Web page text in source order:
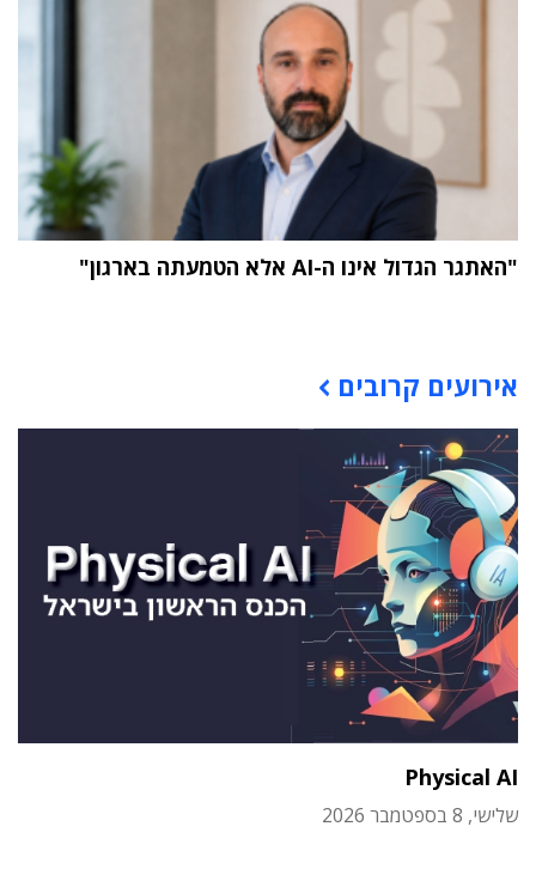
"האתגר הגדול אינו ה-AI אלא הטמעתה בארגון"
אירועים קרובים
Physical AI
שלישי, 8 בספטמבר 2026